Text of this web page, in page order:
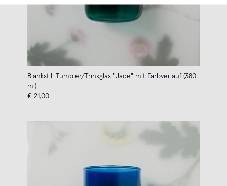
Blankstill Tumbler/Trinkglas "Jade" mit Farbverlauf (380
ml)
€ 21,00